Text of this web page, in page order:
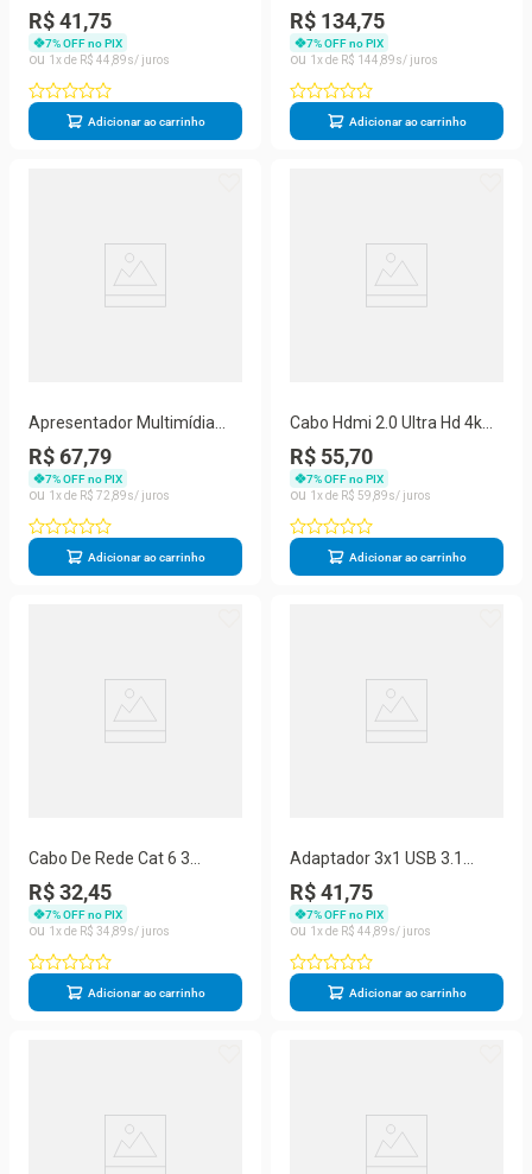
Para Usb 3.0, Hdmi e Usb-C
Femea USB 3.1
R$ 41,75
7% OFF no PIX
1
R$ 44 89
Adicionar ao carrinho
Macho Para Monitores
Projetores com Filtro 20 Mts
R$ 134,75
7% OFF no PIX
1
R$ 144 89
Adicionar ao carrinho
Apresentador Multimídia
Wireless Com Ponteiro
LASER Com Receptor USB
R$ 67,79
7% OFF no PIX
1
R$ 72 89
Adicionar ao carrinho
Cabo Hdmi 2.0 Ultra Hd 4k
Compatível com Ps4 Blu ray
Projetor Monitor IPS 3 Mts
R$ 55,70
7% OFF no PIX
1
R$ 59 89
Adicionar ao carrinho
Cabo De Rede Cat 6 3
Metros 3m Patch Cord Rj45
Lan Internet
R$ 32,45
7% OFF no PIX
1
R$ 34 89
Adicionar ao carrinho
Adaptador 3x1 USB 3.1
Type-C Thunderbolt x Hdmi
USB 3 Tipo C
R$ 41,75
7% OFF no PIX
1
R$ 44 89
Adicionar ao carrinho